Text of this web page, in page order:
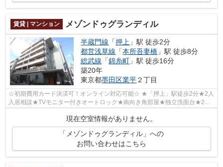
賃貸 | マンション メゾンドゥグランディル
半蔵門線 「押上 」駅 徒歩2分
都営浅草線 「本所吾妻橋 」駅 徒歩8分
総武線 「錦糸町 」駅 徒歩16分
築20年
東京都墨田区業平２丁目
☆初期費用カード決済可！オンライン対応可能☆ ★「押上」駅徒歩2分★2人
入居相談★TVモニター付きオートロック★南向き角部屋★独立洗面台★2口
現在空室情報がありません。
「メゾンドゥグランディル」への
お問い合わせはこちら